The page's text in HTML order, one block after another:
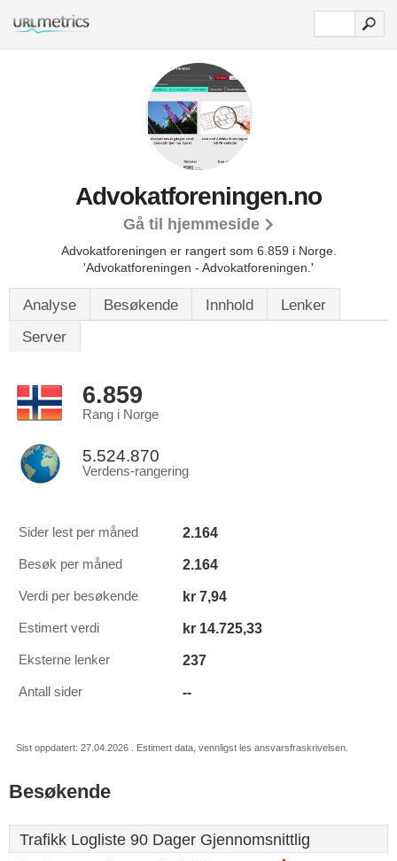
Advokatforeningen.no
Gå til hjemmeside
Advokatforeningen er rangert som 6.859 i Norge.
'Advokatforeningen - Advokatforeningen.'
Analyse Besøkende Innhold
Lenker
Server
6.859
Rang i Norge
5.524.870
Verdens-rangering
Sider lest per måned 2.164
Besøk per måned 2.164
Verdi per besøkende kr 7,94
Estimert verdi kr 14.725,33
Eksterne lenker 237
Antall sider --
Sist oppdatert: 27.04.2026 . Estimert data, vennligst les ansvarsfraskrivelsen.
Besøkende
Trafikk Logliste 90 Dager Gjennomsnittlig